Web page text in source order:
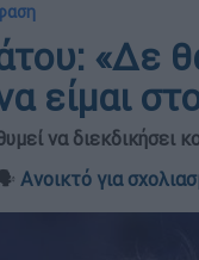
«Δε
είμαι
να διεκδικήσει
Ανοικτό για